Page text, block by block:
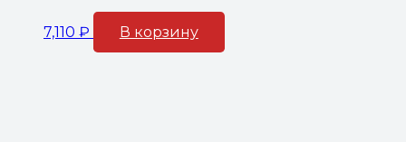
7,110 ₽ В корзину